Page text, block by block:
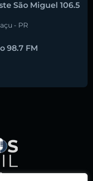
São Miguel 106.5
- PR
98.7 FM